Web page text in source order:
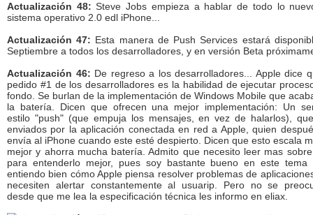
Actualización 48: Steve Jobs empieza a hablar de todo lo
sistema operativo 2.0 edl iPhone...
Actualización 47: Esta manera de Push Services estará
Septiembre a todos los desarrolladores, y en versión Beta
Actualización 46: De regreso a los desarrolladores... Apple dice
pedido #1 de los desarrolladores es la habilidad de ejecutar
fondo. Se burlan de la implementación de Windows Mobile que
la batería. Dicen que ofrecen una mejor implementación: Un
estilo "push" (que empuja los mensajes, en vez de halarlos),
enviados por la aplicación conectada en red a Apple, quien
envía al iPhone cuando este esté despierto. Dicen que esto escala
mejor y ahorra mucha batería. Admito que necesito leer mas
para entenderlo mejor, pues soy bastante bueno en este tema
entiendo bien cómo Apple piensa resolver problemas de
necesiten alertar constantemente al usuarip. Pero no se
desde que me lea la especificación técnica les informo en eliax.